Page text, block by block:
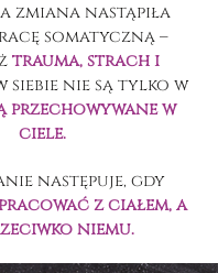
zmiana nastąpiła
somatyczną –
trauma, strach i
siebie nie są tylko w
przechowywane w
ciele.
następuje, gdy
z ciałem, a
niemu.